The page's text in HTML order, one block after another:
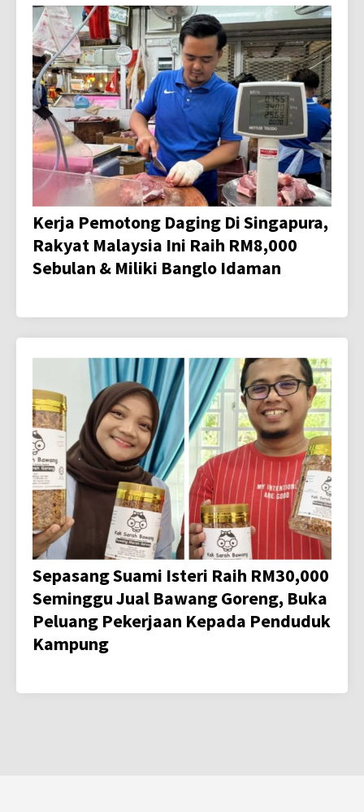
Kerja Pemotong Daging Di Singapura,
Rakyat Malaysia Ini Raih RM8,000
Sebulan & Miliki Banglo Idaman
Sepasang Suami Isteri Raih RM30,000
Seminggu Jual Bawang Goreng, Buka
Peluang Pekerjaan Kepada Penduduk
Kampung